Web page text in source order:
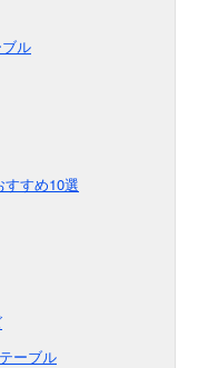
ル
すめ10選
ーブル